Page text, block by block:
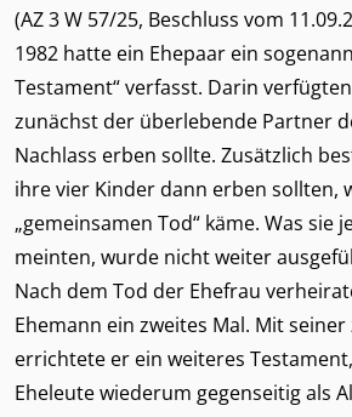
(AZ 3 W 57/25, Beschluss vom
1982 hatte ein Ehepaar ein
Testament“ verfasst. Darin
zunächst der überlebende Partner
Nachlass erben sollte. Zusätzlich
ihre vier Kinder dann erben sollten,
„gemeinsamen Tod“ käme. Was sie
meinten, wurde nicht weiter
Nach dem Tod der Ehefrau
Ehemann ein zweites Mal. Mit seiner
errichtete er ein weiteres
Eheleute wiederum gegenseitig als